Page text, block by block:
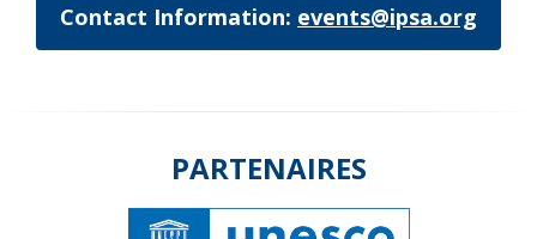
Contact Information: events@ipsa.org
PARTENAIRES